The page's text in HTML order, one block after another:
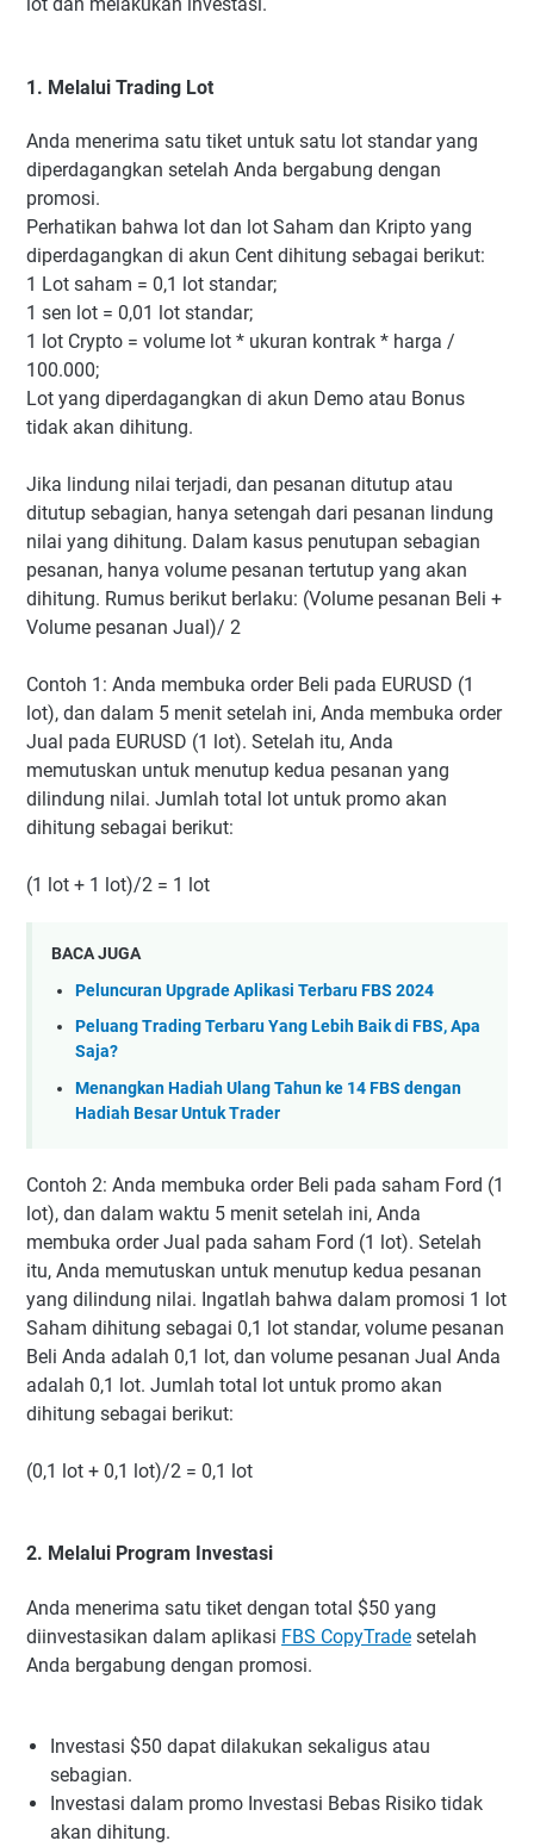
lot dan melakukan investasi.
1. Melalui Trading Lot
Anda menerima satu tiket untuk satu lot standar yang
diperdagangkan setelah Anda bergabung dengan
promosi.
Perhatikan bahwa lot dan lot Saham dan Kripto yang
diperdagangkan di akun Cent dihitung sebagai berikut:
1 Lot saham = 0,1 lot standar;
1 sen lot = 0,01 lot standar;
1 lot Crypto = volume lot * ukuran kontrak * harga /
100.000;
Lot yang diperdagangkan di akun Demo atau Bonus
tidak akan dihitung.
Jika lindung nilai terjadi, dan pesanan ditutup atau
ditutup sebagian, hanya setengah dari pesanan lindung
nilai yang dihitung. Dalam kasus penutupan sebagian
pesanan, hanya volume pesanan tertutup yang akan
dihitung. Rumus berikut berlaku: (Volume pesanan Beli +
Volume pesanan Jual)/ 2
Contoh 1: Anda membuka order Beli pada EURUSD (1
lot), dan dalam 5 menit setelah ini, Anda membuka order
Jual pada EURUSD (1 lot). Setelah itu, Anda
memutuskan untuk menutup kedua pesanan yang
dilindung nilai. Jumlah total lot untuk promo akan
dihitung sebagai berikut:
(1 lot + 1 lot)/2 = 1 lot
BACA JUGA
Peluncuran Upgrade Aplikasi Terbaru FBS 2024
Peluang Trading Terbaru Yang Lebih Baik di FBS, Apa
Saja?
Menangkan Hadiah Ulang Tahun ke 14 FBS dengan
Hadiah Besar Untuk Trader
Contoh 2: Anda membuka order Beli pada saham Ford (1
lot), dan dalam waktu 5 menit setelah ini, Anda
membuka order Jual pada saham Ford (1 lot). Setelah
itu, Anda memutuskan untuk menutup kedua pesanan
yang dilindung nilai. Ingatlah bahwa dalam promosi 1 lot
Saham dihitung sebagai 0,1 lot standar, volume pesanan
Beli Anda adalah 0,1 lot, dan volume pesanan Jual Anda
adalah 0,1 lot. Jumlah total lot untuk promo akan
dihitung sebagai berikut:
(0,1 lot + 0,1 lot)/2 = 0,1 lot
2. Melalui Program Investasi
Anda menerima satu tiket dengan total $50 yang
diinvestasikan dalam aplikasi FBS CopyTrade setelah
Anda bergabung dengan promosi.
Investasi $50 dapat dilakukan sekaligus atau
sebagian.
Investasi dalam promo Investasi Bebas Risiko tidak
akan dihitung.